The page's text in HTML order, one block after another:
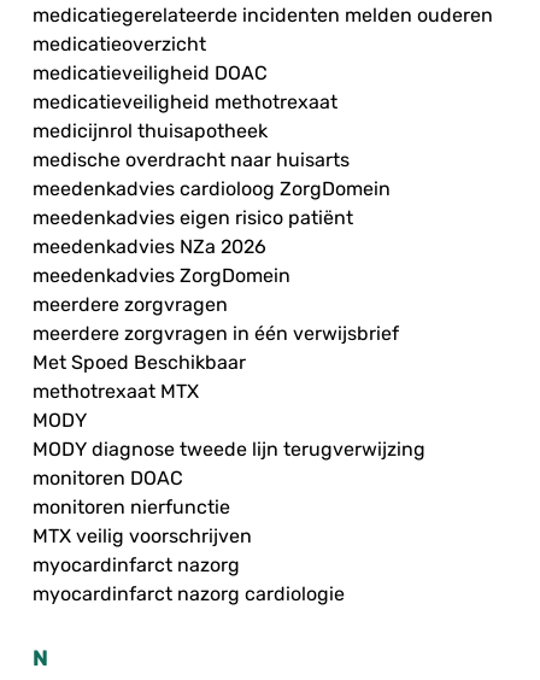
medicatiegerelateerde incidenten melden ouderen
medicatieoverzicht
medicatieveiligheid DOAC
medicatieveiligheid methotrexaat
medicijnrol thuisapotheek
medische overdracht naar huisarts
meedenkadvies cardioloog ZorgDomein
meedenkadvies eigen risico patiënt
meedenkadvies NZa 2026
meedenkadvies ZorgDomein
meerdere zorgvragen
meerdere zorgvragen in één verwijsbrief
Met Spoed Beschikbaar
methotrexaat MTX
MODY
MODY diagnose tweede lijn terugverwijzing
monitoren DOAC
monitoren nierfunctie
MTX veilig voorschrijven
myocardinfarct nazorg
myocardinfarct nazorg cardiologie
N